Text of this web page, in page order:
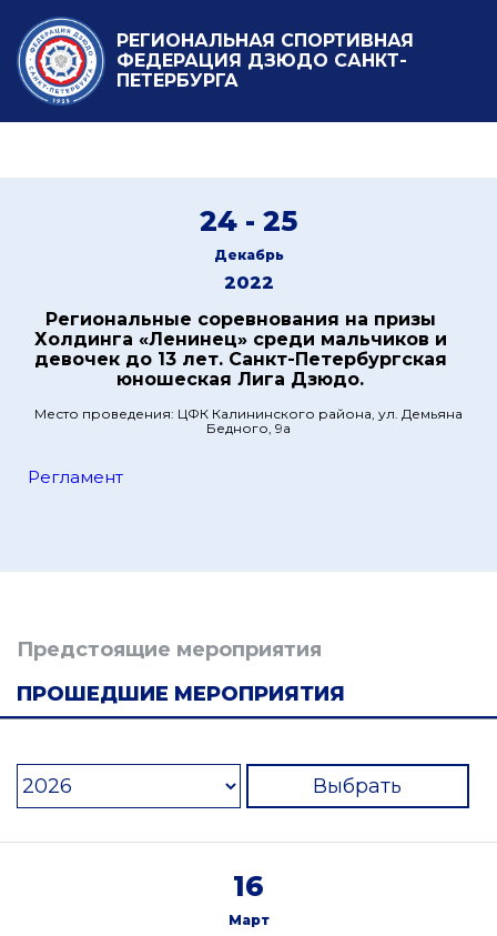
РЕГИОНАЛЬНАЯ СПОРТИВНАЯ
ФЕДЕРАЦИЯ ДЗЮДО САНКТ-
ПЕТЕРБУРГА
24 - 25
Декабрь
2022
Региональные соревнования на призы
Холдинга «Ленинец» среди мальчиков и
девочек до 13 лет. Санкт-Петербургская
юношеская Лига Дзюдо.
Место проведения: ЦФК Калининского района, ул. Демьяна
Бедного, 9а
Регламент
Предстоящие мероприятия
ПРОШЕДШИЕ МЕРОПРИЯТИЯ
Выбрать
16
Март